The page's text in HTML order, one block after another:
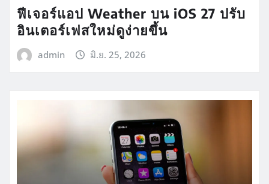
ฟีเจอร์แอป Weather บน iOS 27 ปรับ
อินเตอร์เฟสใหม่ดูง่ายขึ้น
admin มิ.ย. 25, 2026